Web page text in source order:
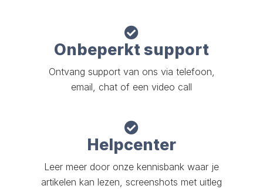
Onbeperkt support
Ontvang support van ons via telefoon,
email, chat of een video call
Helpcenter
Leer meer door onze kennisbank waar je
artikelen kan lezen, screenshots met uitleg